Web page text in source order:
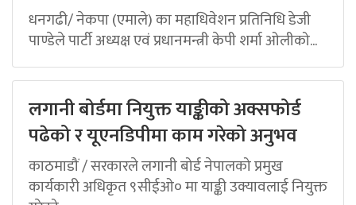
धनगढी/ नेकपा (एमाले) का महाधिवेशन प्रतिनिधि डेजी
पाण्डेले पार्टी अध्यक्ष एवं प्रधानमन्त्री केपी शर्मा ओलीको...
लगानी बोर्डमा नियुक्त याङ्कीको अक्सफोर्ड
पढेको र यूएनडिपीमा काम गरेको अनुभव
काठमाडौं / सरकारले लगानी बोर्ड नेपालको प्रमुख
कार्यकारी अधिकृत ९सीईओ० मा याङ्की उक्यावलाई नियुक्त